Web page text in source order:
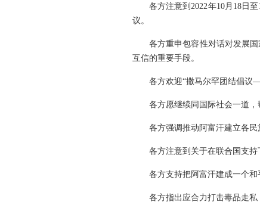
各方注意到2022年10月18日
议。
各方重申包容性对话对发展
互信的重要手段。
各方欢迎“撒马尔罕团结倡议
各方愿继续同国际社会一道
各方强调推动阿富汗建立各民
各方注意到关于在联合国支持
各方支持把阿富汗建成一个和
各方指出应合力打击毒品走